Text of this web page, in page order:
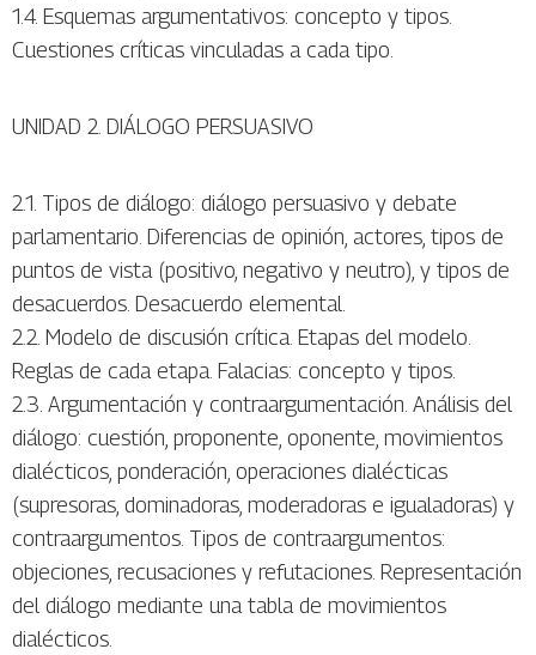
1.4. Esquemas argumentativos: concepto y tipos.
Cuestiones críticas vinculadas a cada tipo.
UNIDAD 2. DIÁLOGO PERSUASIVO
2.1. Tipos de diálogo: diálogo persuasivo y debate
parlamentario. Diferencias de opinión, actores, tipos de
puntos de vista (positivo, negativo y neutro), y tipos de
desacuerdos. Desacuerdo elemental.
2.2. Modelo de discusión crítica. Etapas del modelo.
Reglas de cada etapa. Falacias: concepto y tipos.
2.3. Argumentación y contraargumentación. Análisis del
diálogo: cuestión, proponente, oponente, movimientos
dialécticos, ponderación, operaciones dialécticas
(supresoras, dominadoras, moderadoras e igualadoras) y
contraargumentos. Tipos de contraargumentos:
objeciones, recusaciones y refutaciones. Representación
del diálogo mediante una tabla de movimientos
dialécticos.